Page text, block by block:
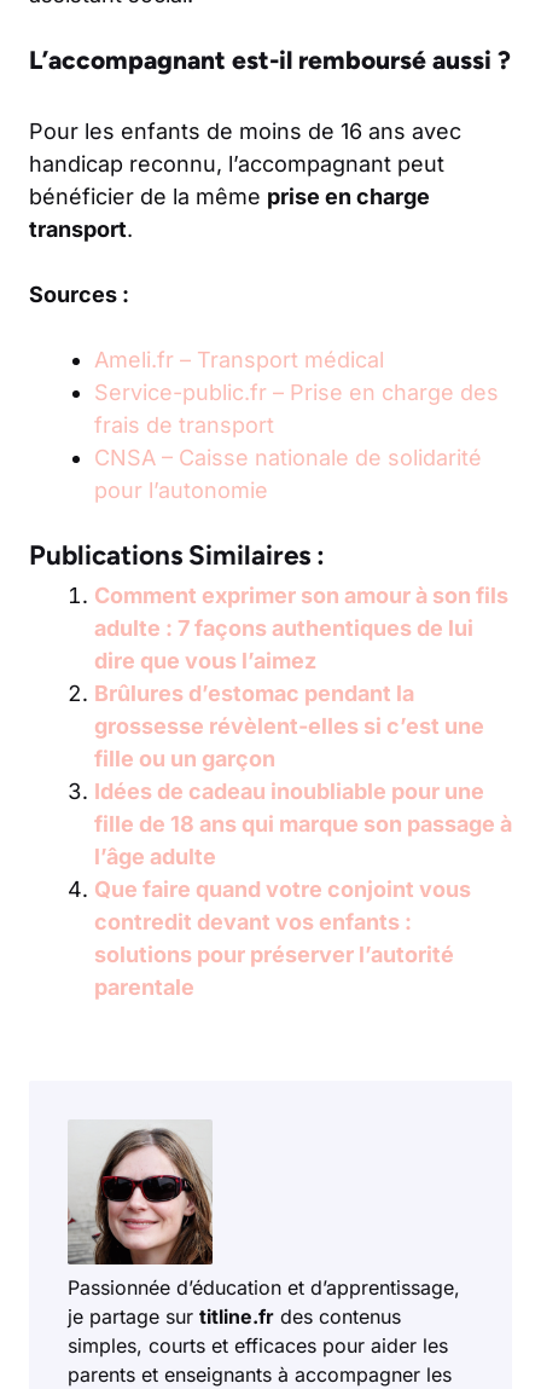
L’accompagnant est-il remboursé aussi ?
Pour les enfants de moins de 16 ans avec
handicap reconnu, l’accompagnant peut
bénéficier de la même prise en charge
transport.
Sources :
Ameli.fr – Transport médical
Service-public.fr – Prise en charge des
frais de transport
CNSA – Caisse nationale de solidarité
pour l’autonomie
Publications Similaires :
Comment exprimer son amour à son fils
adulte : 7 façons authentiques de lui
dire que vous l’aimez
Brûlures d’estomac pendant la
grossesse révèlent-elles si c’est une
fille ou un garçon
Idées de cadeau inoubliable pour une
fille de 18 ans qui marque son passage à
l’âge adulte
Que faire quand votre conjoint vous
contredit devant vos enfants :
solutions pour préserver l’autorité
parentale
Passionnée d’éducation et d’apprentissage,
je partage sur titline.fr des contenus
simples, courts et efficaces pour aider les
parents et enseignants à accompagner les